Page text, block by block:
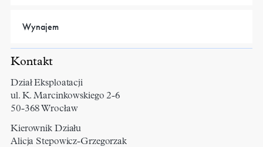
Wynajem
Kontakt
Dział Eksploatacji
ul. K. Marcinkowskiego 2-6
50-368 Wrocław
Kierownik Działu
Alicja Stepowicz-Grzegorzak